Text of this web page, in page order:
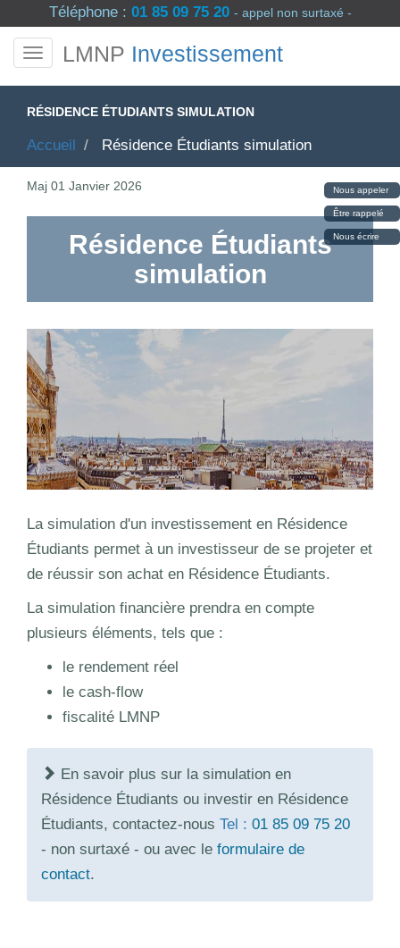
Téléphone : 01 85 09 75 20 - appel non surtaxé -
Nous appeler
Être rappelé
Nous écrire
LMNP Investissement
RÉSIDENCE ÉTUDIANTS SIMULATION
Accueil Résidence Étudiants simulation
Maj 01 Janvier 2026
Résidence Étudiants
simulation
La simulation d'un investissement en Résidence
Étudiants permet à un investisseur de se projeter et
de réussir son achat en Résidence Étudiants.
La simulation financière prendra en compte
plusieurs éléments, tels que :
le rendement réel
le cash-flow
fiscalité LMNP
En savoir plus sur la simulation en
Résidence Étudiants ou investir en Résidence
Étudiants, contactez-nous Tel : 01 85 09 75 20
- non surtaxé - ou avec le formulaire de
contact.